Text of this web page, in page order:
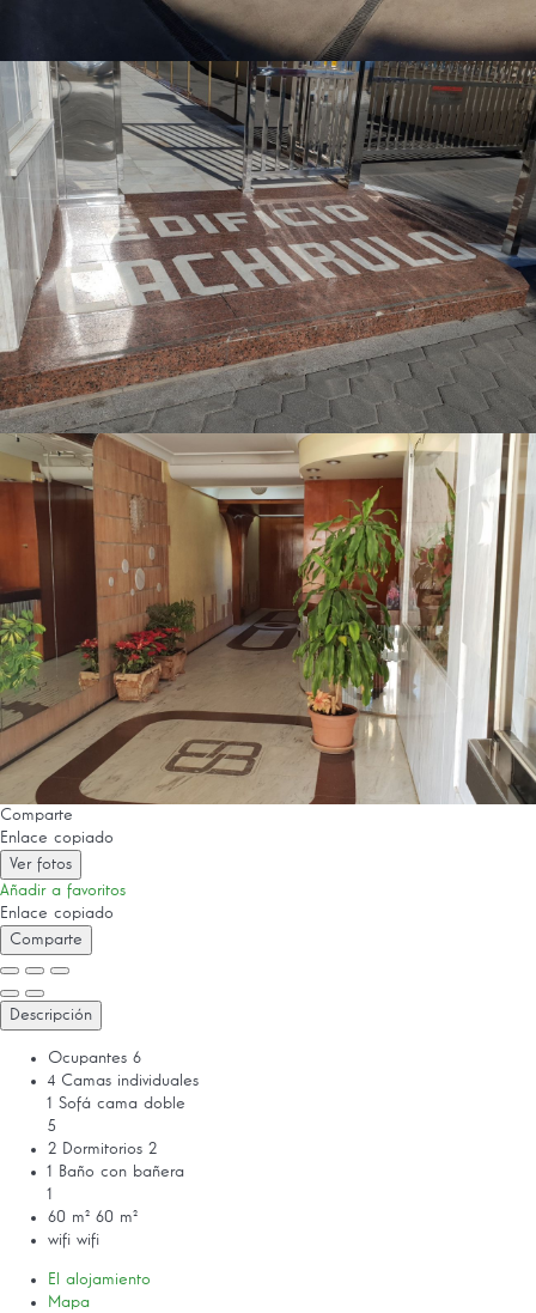
Comparte
Enlace copiado
Ver fotos
Añadir a favoritos
Enlace copiado
Comparte
Descripción
Ocupantes 6
4 Camas individuales
1 Sofá cama doble
5
2 Dormitorios 2
1 Baño con bañera
1
60 m² 60 m²
wifi wifi
El alojamiento
Mapa